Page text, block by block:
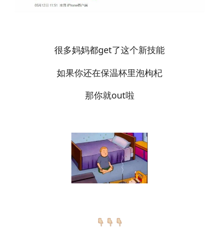
很多妈妈都get了这个新技能
如果你还在保温杯里泡枸杞
那你就out啦